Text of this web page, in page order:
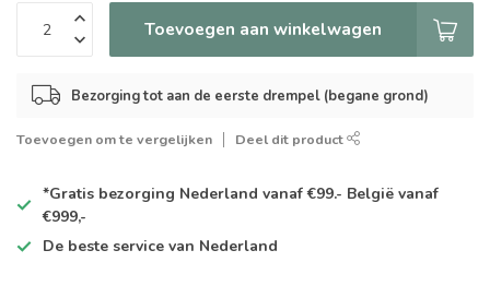
Toevoegen aan winkelwagen
Bezorging tot aan de eerste drempel (begane grond)
Toevoegen om te vergelijken Deel dit product
*Gratis bezorging Nederland vanaf €99.- België vanaf
€999,-
De beste service van Nederland